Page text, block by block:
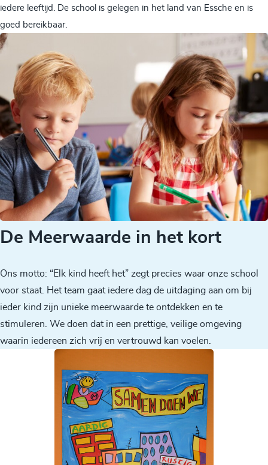
iedere leeftijd. De school is gelegen in het land van Essche en is
goed bereikbaar.
De Meerwaarde in het kort
Ons motto: “Elk kind heeft het” zegt precies waar onze school
voor staat. Het team gaat iedere dag de uitdaging aan om bij
ieder kind zijn unieke meerwaarde te ontdekken en te
stimuleren. We doen dat in een prettige, veilige omgeving
waarin iedereen zich vrij en vertrouwd kan voelen.